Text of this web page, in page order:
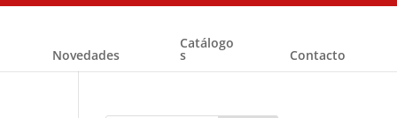
Novedades
Catálogo
s Contacto